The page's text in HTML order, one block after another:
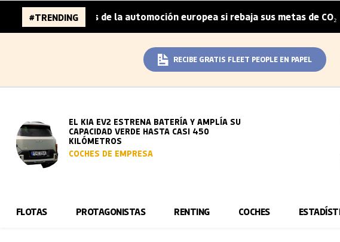
#TRENDING
96.000 millones de la automoción europea si rebaja sus metas de CO₂ |
RECIBE GRATIS FLEET PEOPLE EN PAPEL
EL KIA EV2 ESTRENA BATERÍA Y AMPLÍA SU
CAPACIDAD VERDE HASTA CASI 450
KILÓMETROS
COCHES DE EMPRESA
FLOTAS PROTAGONISTAS RENTING COCHES